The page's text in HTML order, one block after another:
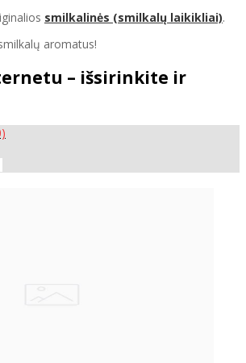
smilkalinės (smilkalų laikikliai).
aromatus!
– išsirinkite ir